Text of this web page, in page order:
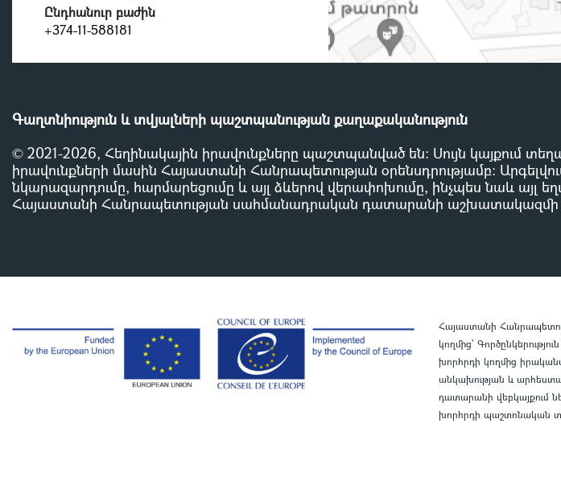
Ընդհանուր բաժին
+374-11-588181
Գաղտնիություն և տվյալների պաշտպանության քաղաքականություն
© 2021-2026, Հեղինակային իրավունքները պաշտպանված են: Սույն կայքում
իրավունքների մասին Հայաստանի Հանրապետության օրենսդրությամբ:
նկարազարդումը, հարմարեցումը և այլ ձևերով վերափոխումը, ինչպես նաև այլ
Հայաստանի Հանրապետության սահմանադրական դատարանի աշխատակազմի
Հայաստանի
կողմից՝
խորհրդի կողմից
անկախության և
դատարանի վեբկայքում
խորհրդի պաշտոնական